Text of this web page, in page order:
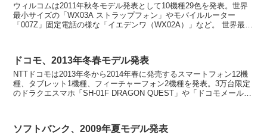
ウィルコムは2011年秋冬モデル発表として10機種29色を発表。世界
最小サイズの「WX03A ストラップフォン」やモバイルルーター
「007Z」固定電話の様な「イエデンワ（WX02A）」など。 世界最小
ドコモ、2013年冬春モデル発表
NTTドコモは2013年冬から2014年春に発売するスマートフォン12機
種、タブレット1機種、フィーチャーフォン2機種を発表。3万台限定
のドラクエスマホ「SH-01F DRAGON QUEST」や「ドコモメール」
ソフトバンク、2009年夏モデル発表